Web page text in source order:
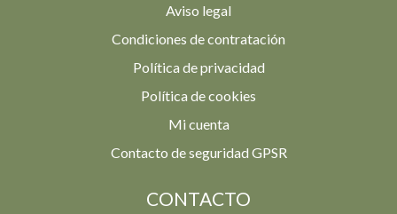
Aviso legal
Condiciones de contratación
Política de privacidad
Política de cookies
Mi cuenta
Contacto de seguridad GPSR
CONTACTO